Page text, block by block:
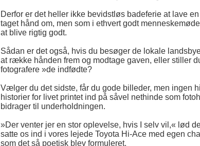
Derfor er det heller ikke bevidstløs badeferie at lave
taget hånd om, men som i ethvert godt
at blive rigtig godt.
Sådan er det også, hvis du besøger de lokale
at række hånden frem og modtage gaven, eller stiller
fotografere »de indfødte?
Vælger du det sidste, får du gode billeder, men ingen
historier for livet printet ind på såvel nethinde som
bidrager til underholdningen.
»Der venter jer en stor oplevelse, hvis I selv vil,« lød
satte os ind i vores lejede Toyota Hi-Ace med egen
som det så poetisk blev formuleret.